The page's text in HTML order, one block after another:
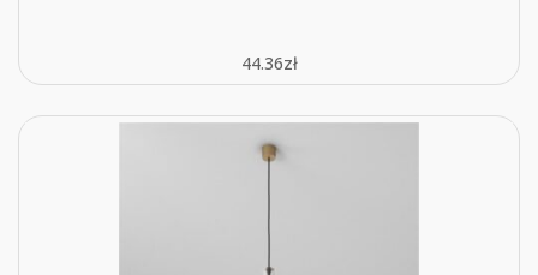
44.36zł